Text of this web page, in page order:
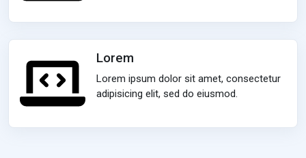
Lorem
Lorem ipsum dolor sit amet, consectetur
adipisicing elit, sed do eiusmod.